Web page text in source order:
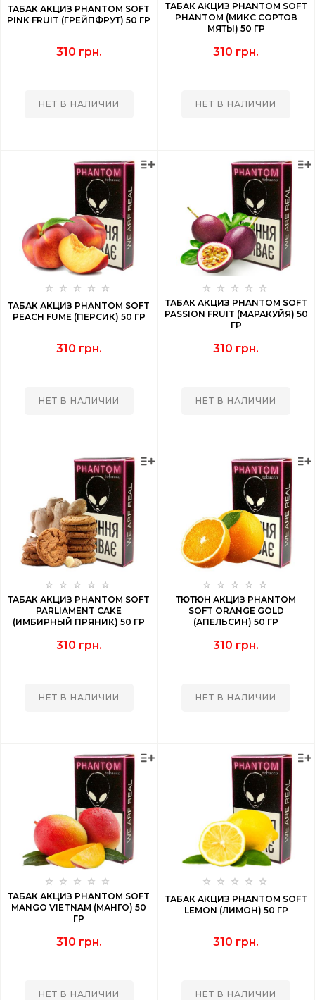
ТАБАК АКЦИЗ PHANTOM SOFT
PINK FRUIT (ГРЕЙПФРУТ) 50 ГР
310 грн.
НЕТ В НАЛИЧИИ
ТАБАК АКЦИЗ PHANTOM SOFT
PHANTOM (МИКС СОРТОВ
МЯТЫ) 50 ГР
310 грн.
НЕТ В НАЛИЧИИ
ТАБАК АКЦИЗ PHANTOM SOFT
PEACH FUME (ПЕРСИК) 50 ГР
310 грн.
НЕТ В НАЛИЧИИ
ТАБАК АКЦИЗ PHANTOM SOFT
PASSION FRUIT (МАРАКУЙЯ) 50
ГР
310 грн.
НЕТ В НАЛИЧИИ
ТАБАК АКЦИЗ PHANTOM SOFT
PARLIAMENT CAKE
(ИМБИРНЫЙ ПРЯНИК) 50 ГР
310 грн.
НЕТ В НАЛИЧИИ
ТЮТЮН АКЦИЗ PHANTOM
SOFT ORANGE GOLD
(АПЕЛЬСИН) 50 ГР
310 грн.
НЕТ В НАЛИЧИИ
ТАБАК АКЦИЗ PHANTOM SOFT
MANGO VIETNAM (МАНГО) 50
ГР
310 грн.
НЕТ В НАЛИЧИИ
ТАБАК АКЦИЗ PHANTOM SOFT
LEMON (ЛИМОН) 50 ГР
310 грн.
НЕТ В НАЛИЧИИ